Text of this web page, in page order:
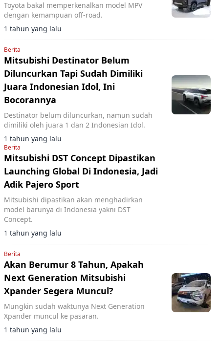
Toyota bakal memperkenalkan model MPV
dengan kemampuan off-road.
1 tahun yang lalu
Berita
Mitsubishi Destinator Belum
Diluncurkan Tapi Sudah Dimiliki
Juara Indonesian Idol, Ini
Bocorannya
Destinator belum diluncurkan, namun sudah
dimiliki oleh juara 1 dan 2 Indonesian Idol.
1 tahun yang lalu
Berita
Mitsubishi DST Concept Dipastikan
Launching Global Di Indonesia, Jadi
Adik Pajero Sport
Mitsubishi dipastikan akan menghadirkan
model barunya di Indonesia yakni DST
Concept.
1 tahun yang lalu
Berita
Akan Berumur 8 Tahun, Apakah
Next Generation Mitsubishi
Xpander Segera Muncul?
Mungkin sudah waktunya Next Generation
Xpander muncul ke pasaran.
1 tahun yang lalu